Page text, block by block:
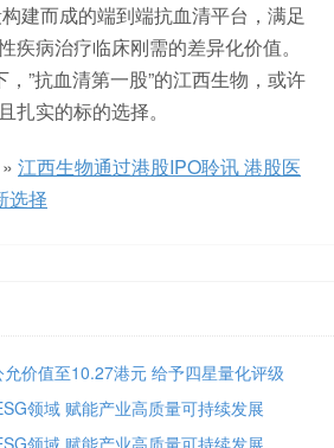
建而成的端到端抗血清平台，满足
疾病治疗临床刚需的差异化价值。
，”抗血清第一股”的江西生物，或许
扎实的标的选择。
» 江西生物通过港股IPO聆讯 港股医
选择
价值至10.27港元 给予四星量化评级
领域 赋能产业高质量可持续发展
领域 赋能产业高质量可持续发展